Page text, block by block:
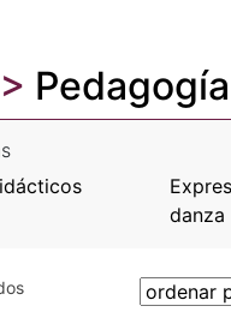
> Pedagogía
danza